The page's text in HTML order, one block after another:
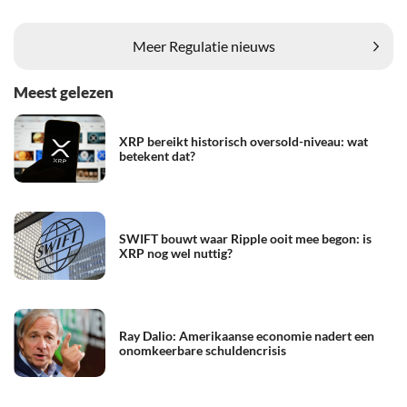
Meer Regulatie nieuws
Meest gelezen
XRP bereikt historisch oversold-niveau: wat
betekent dat?
SWIFT bouwt waar Ripple ooit mee begon: is
XRP nog wel nuttig?
Ray Dalio: Amerikaanse economie nadert een
onomkeerbare schuldencrisis